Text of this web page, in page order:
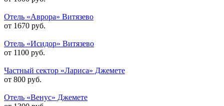
Отель «Аврора» Витязево
от 1670 руб.
Отель «Исидор» Витязево
от 1100 руб.
Частный сектор «Лариса» Джемете
от 800 руб.
Отель «Венус» Джемете